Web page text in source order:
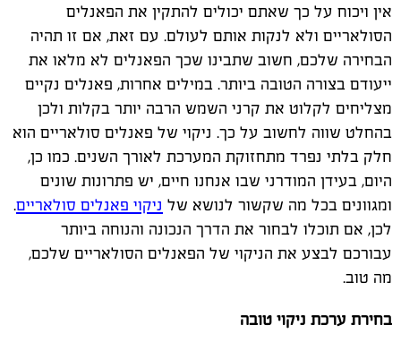
אין ויכוח על כך שאתם יכולים להתקין את הפאנלים
הסולאריים ולא לנקות אותם לעולם. עם זאת, אם זו תהיה
הבחירה שלכם, חשוב שתבינו שכך הפאנלים לא מלאו את
ייעודם בצורה הטובה ביותר. במילים אחרות, פאנלים נקיים
מצליחים לקלוט את קרני השמש הרבה יותר בקלות ולכן
בהחלט שווה לחשוב על כך. ניקוי של פאנלים סולאריים הוא
חלק בלתי נפרד מתחזוקת המערכת לאורך השנים. כמו כן,
היום, בעידן המודרני שבו אנחנו חיים, יש פתרונות שונים
ומגוונים בכל מה שקשור לנושא של ניקוי פאנלים סולאריים.
לכן, אם תוכלו לבחור את הדרך הנכונה והנוחה ביותר
עבורכם לבצע את הניקוי של הפאנלים הסולאריים שלכם,
מה טוב.
בחירת ערכת ניקוי טובה